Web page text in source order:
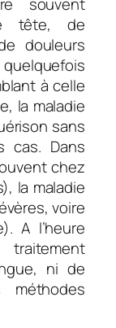
souvent
tête, de
douleurs
à celle
la maladie
sans
cas. Dans
chez
la maladie
voire
A l’heure
ni de